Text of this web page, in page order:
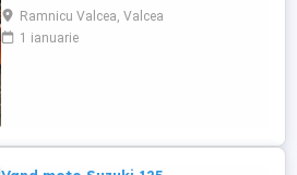
ideală pentru începători sau pentru oraș.
Fără daune, lovituri!
Ramnicu Valcea, Valcea
1 ianuarie